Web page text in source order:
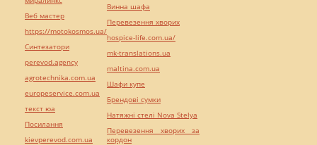
Веб мастер
https://motokosmos.ua/
Синтезатори
perevod.agency
agrotechnika.com.ua
europeservice.com.ua
текст юа
Посилання
kievperevod.com.ua
Винна шафа
Перевезення хворих
hospice-life.com.ua/
mk-translations.ua
maltina.com.ua
Шафи купе
Брендові сумки
Натяжні стелі Nova Stelya
Перевезення хворих за
кордон